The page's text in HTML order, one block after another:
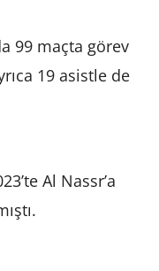
99 maçta görev
19 asistle de
Al Nassr’a